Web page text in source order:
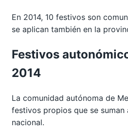
En 2014, 10 festivos son
se aplican también en la
Festivos
2014
La comunidad autónoma de
festivos propios que se suman
nacional.